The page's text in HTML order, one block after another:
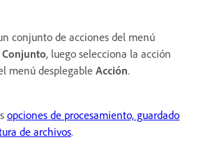
conjunto de acciones del menú
Conjunto, luego selecciona la acción
menú desplegable Acción.
opciones de procesamiento, guardado
de archivos.